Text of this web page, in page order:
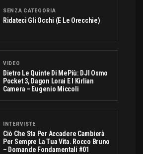
SENZA CATEGORIA
Ridateci Gli Occhi (e Le Orecchie)
VIDEO
Dietro Le Quinte Di MePiù: DJI Osmo
Pocket 3, Dagon Lorai E I Kirlian
Camera – Eugenio Miccoli
INTERVISTE
Ciò Che Sta Per Accadere Cambierà
Per Sempre La Tua Vita. Rocco Bruno
– Domande Fondamentali #01